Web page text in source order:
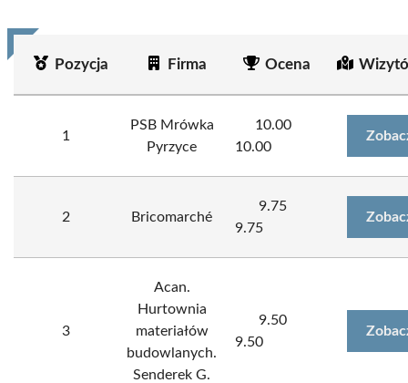
Pozycja Firma Ocena
1
PSB Mrówka
Pyrzyce
10.00
10.00
2 Bricomarché
9.75
9.75
3
Acan.
Hurtownia
materiałów
budowlanych.
Senderek G.
9.50
9.50